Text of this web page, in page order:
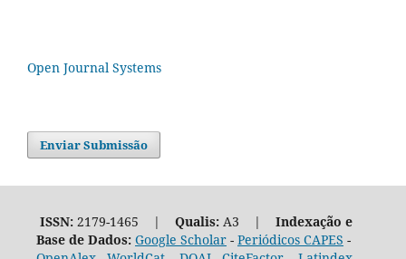
Open Journal Systems
Enviar Submissão
ISSN:2179-1465 | Qualis:A3 | Indexação e
Base de Dados: Google Scholar- Periódicos CAPES -